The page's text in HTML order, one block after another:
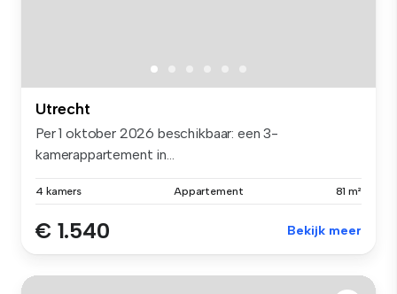
Utrecht
Per 1 oktober 2026 beschikbaar: een 3-
kamerappartement in...
4 kamers Appartement 81 m²
€ 1.540 Bekijk meer